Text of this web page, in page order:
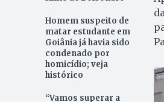
Homem suspeito de
matar estudante em
Goiânia já havia sido
condenado por
homicídio; veja
histórico
“Vamos superar a